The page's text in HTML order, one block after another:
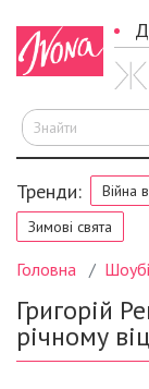
Тренди: Війна
Зимові свята
Головна
Григорій
річному